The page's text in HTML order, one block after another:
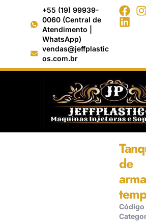
+55 (19) 99939-
0060 (Central de
Atendimento |
WhatsApp)
vendas@jeffplastic
os.com.br
Início/Pré-processamento
de Bebidas/ Tanque de
armazenamento temporário
de
Código